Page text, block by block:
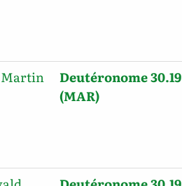
Deutéronome 30.19
(MAR)